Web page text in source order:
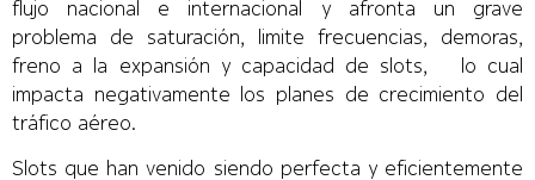
flujo nacional e internacional y afronta un grave
problema de saturación, limite frecuencias, demoras,
freno a la expansión y capacidad de slots, lo cual
impacta negativamente los planes de crecimiento del
tráfico aéreo.
Slots que han venido siendo perfecta y eficientemente